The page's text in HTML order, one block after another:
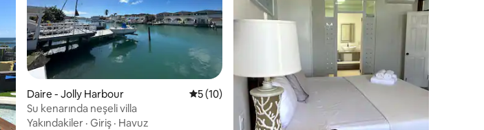
Daire - Jolly Harbour 5 üzerinden ortalama 5 puan, 10 değerlendirme
5 (10)
Su kenarında neşeli villa
Yakındakiler · Giriş · Havuz